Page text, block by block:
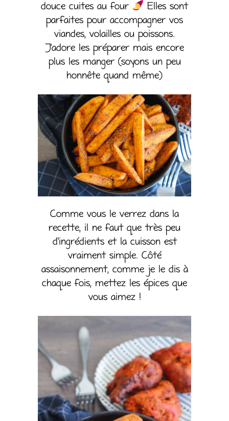
douce cuites au four
Elles sont
parfaites pour accompagner vos
viandes, volailles ou poissons.
J’adore les préparer mais encore
plus les manger (soyons un peu
honnête quand même)
Comme vous le verrez dans la
recette, il ne faut que très peu
d’ingrédients et la cuisson est
vraiment simple. Côté
assaisonnement, comme je le dis à
chaque fois, mettez les épices que
vous aimez !